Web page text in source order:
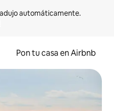
Pon tu casa en Airbnb